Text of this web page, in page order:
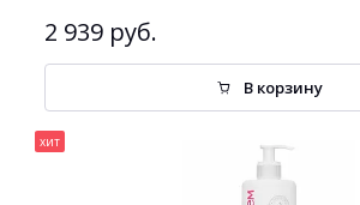
2 939 руб.
В корзину
хит